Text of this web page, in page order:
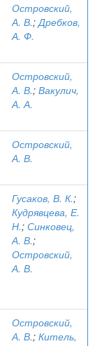
Островский,
А. В.;Дребков,
А. Ф.
Островский,
А. В.; Вакулич,
А. А.
Островский,
А. В.
Гусаков, В. К.;
Кудрявцева, Е.
Н.; Синковец,
А. В.;
Островский,
А. В.
Островский,
А. В.; Китель,